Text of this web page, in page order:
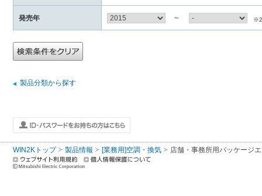
発売年 ～
製品分類から探す
WIN2Kトップ 製品情報 [業務用]空調・換気 店舗・事務所用パッケージ